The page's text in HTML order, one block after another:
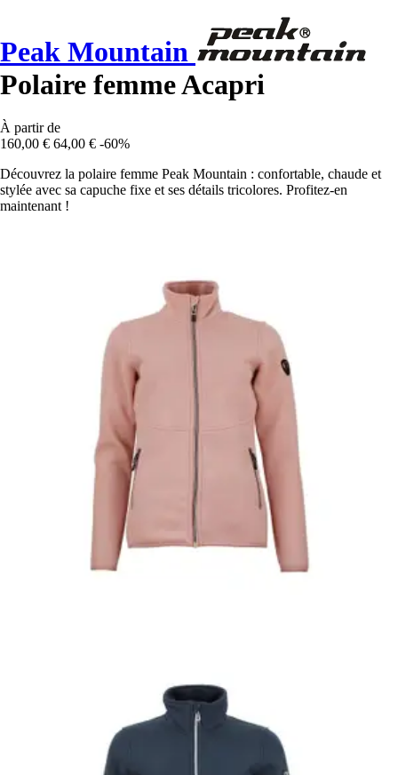
Peak Mountain
Polaire femme Acapri
À partir de
160,00 € 64,00 € -60%
Découvrez la polaire femme Peak Mountain : confortable, chaude et
stylée avec sa capuche fixe et ses détails tricolores. Profitez-en
maintenant !